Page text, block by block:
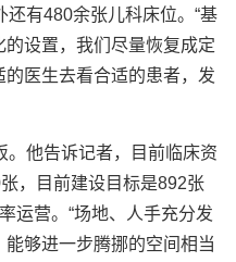
有480余张儿科床位。“基
设置，我们尽量恢复成定
医生去看合适的患者，发
。他告诉记者，目前临床资
，目前建设目标是892张
运营。“场地、人手充分发
够进一步腾挪的空间相当